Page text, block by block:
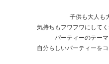
子供も大人も
気持ちもフワフワにして
パーティーのテー
自分らしいパーティーを